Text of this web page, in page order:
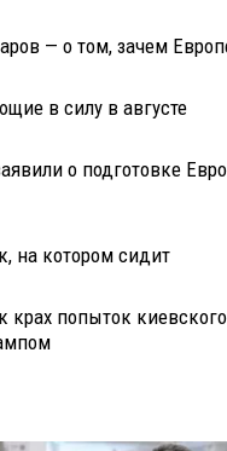
— о том, зачем
в силу в августе
о подготовке
на котором сидит
крах попыток